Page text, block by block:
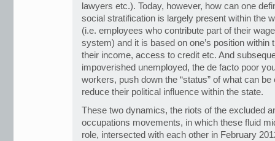
lawyers etc.). Today, however, how can one
social stratification is largely present within the
(i.e. employees who contribute part of their
system) and it is based on one’s position within
their income, access to credit etc. And
impoverished unemployed, the de facto poor
workers, push down the “status” of what can
reduce their political influence within the state.
These two dynamics, the riots of the excluded
occupations movements, in which these fluid
role, intersected with each other in February